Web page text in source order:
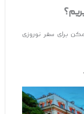
برای سفر نوروزی